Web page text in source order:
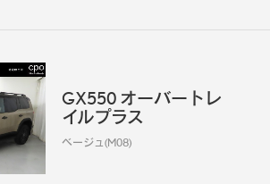
GX550 オーバートレ
イルプラス
ベージュ(M08)